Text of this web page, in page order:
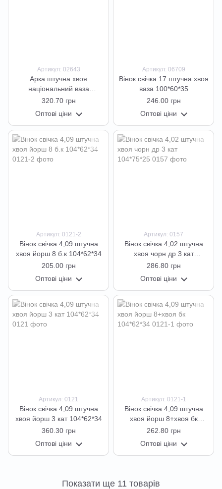
Артикул: 02643
Арка штучна хвоя
національний ваза
100*80*34
320.70 грн
Оптові ціни
Артикул: 06709
Вінок свічка 17 штучна хвоя
ваза 100*60*35
246.00 грн
Оптові ціни
Артикул: 0121-2
Вінок свічка 4,09 штучна
хвоя йорш 8 б.к 104*62*34
205.00 грн
Оптові ціни
Артикул: 0157
Вінок свічка 4,02 штучна
хвоя чорн др 3 кат
104*75*25
286.80 грн
Оптові ціни
Артикул: 0121
Вінок свічка 4,09 штучна
хвоя йорш 3 кат 104*62*34
360.30 грн
Оптові ціни
Артикул: 0121-1
Вінок свічка 4,09 штучна
хвоя йорш 8+хвоя бк
104*62*34
262.80 грн
Оптові ціни
Показати ще 11 товарів